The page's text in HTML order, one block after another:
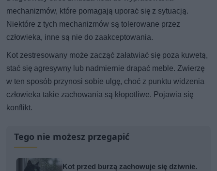
mechanizmów, które pomagają uporać się z sytuacją.
Niektóre z tych mechanizmów są tolerowane przez
człowieka, inne są nie do zaakceptowania.
Kot zestresowany może zacząć załatwiać się poza kuwetą,
stać się agresywny lub nadmiernie drapać meble. Zwierzę
w ten sposób przynosi sobie ulgę, choć z punktu widzenia
człowieka takie zachowania są kłopotliwe. Pojawia się
konflikt.
Tego nie możesz przegapić
Kot przed burzą zachowuje się dziwnie.